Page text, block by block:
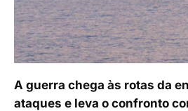
A guerra chega às rotas da
ataques e leva o confronto